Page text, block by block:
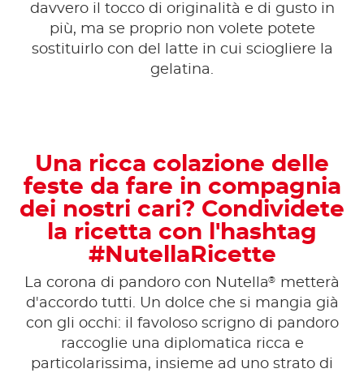
davvero il tocco di originalità e di gusto in
più, ma se proprio non volete potete
sostituirlo con del latte in cui sciogliere la
gelatina.
Una ricca colazione delle
feste da fare in compagnia
dei nostri cari? Condividete
la ricetta con l'hashtag
#NutellaRicette
La corona di pandoro con Nutella®
metterà
d'accordo tutti. Un dolce che si mangia già
con gli occhi: il favoloso scrigno di pandoro
raccoglie una diplomatica ricca e
particolarissima, insieme ad uno strato di